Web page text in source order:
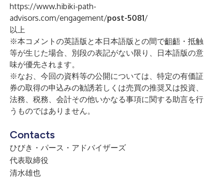
https://www.hibiki-path-
advisors.com/engagement/post-5081/
以上
※本コメントの英語版と本日本語版との間で齟齬・抵触
等が生じた場合、別段の表記がない限り、日本語版の意
味が優先されます。
※なお、今回の資料等の公開については、特定の有価証
券の取得の申込みの勧誘若しくは売買の推奨又は投資、
法務、税務、会計その他いかなる事項に関する助言を行
うものではありません。
Contacts
ひびき・パース・アドバイザーズ
代表取締役
清水雄也